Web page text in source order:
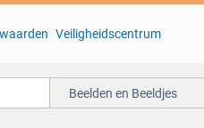
Veiligheidscentrum
Beelden en Beeldjes